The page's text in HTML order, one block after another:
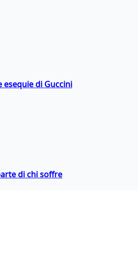
esequie di Guccini
di chi soffre